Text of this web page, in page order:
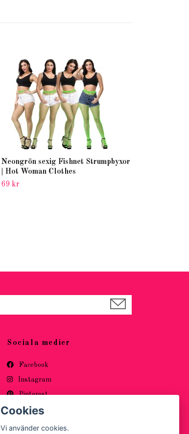
Neongrön sexig Fishnet Strumpbyxor
| Hot Woman Clothes
69 kr
Sociala medier
Facebook
Instagram
Pinterest
Cookies
Vi använder cookies.